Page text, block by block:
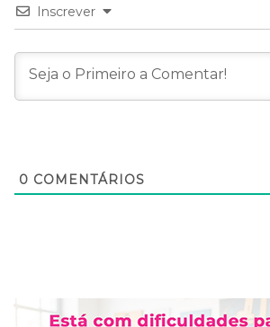
Inscrever
0 COMENTÁRIOS